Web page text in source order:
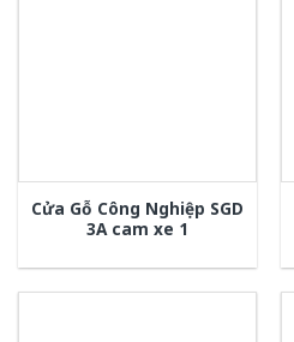
Cửa Gỗ Công Nghiệp SGD
3A cam xe 1